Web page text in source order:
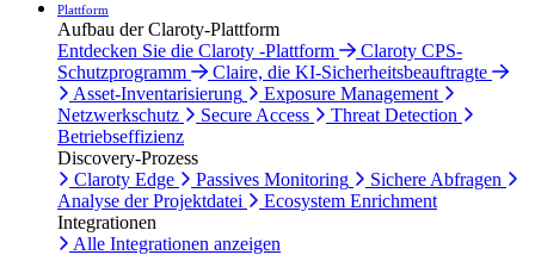
Plattform
Aufbau der Claroty-Plattform
Entdecken Sie die Claroty -Plattform
Claroty CPS-
Schutzprogramm
Claire, die KI-Sicherheitsbeauftragte
Asset-Inventarisierung
Exposure Management
Netzwerkschutz
Secure Access
Threat Detection
Betriebseffizienz
Discovery-Prozess
Claroty Edge
Passives Monitoring
Sichere Abfragen
Analyse der Projektdatei
Ecosystem Enrichment
Integrationen
Alle Integrationen anzeigen